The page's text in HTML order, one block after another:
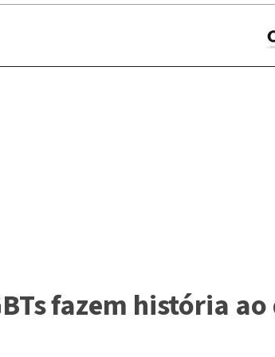
fazem história